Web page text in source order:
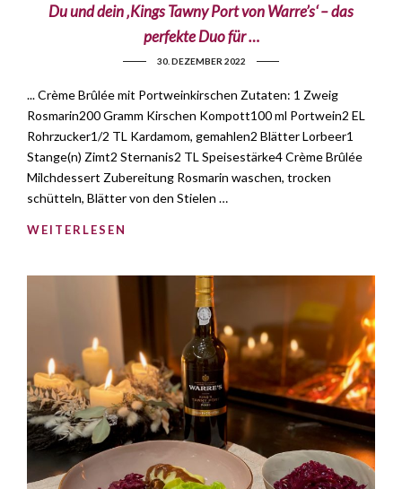
Du und dein ‚Kings Tawny Port von Warre’s‘ – das
perfekte Duo für …
30. DEZEMBER 2022
... Crème Brûlée mit Portweinkirschen Zutaten: 1 Zweig
Rosmarin200 Gramm Kirschen Kompott100 ml Portwein2 EL
Rohrzucker1/2 TL Kardamom, gemahlen2 Blätter Lorbeer1
Stange(n) Zimt2 Sternanis2 TL Speisestärke4 Crème Brûlée
Milchdessert Zubereitung Rosmarin waschen, trocken
schütteln, Blätter von den Stielen …
WEITERLESEN